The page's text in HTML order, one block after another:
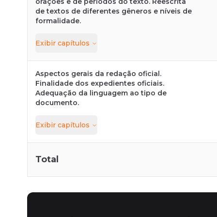
de textos de diferentes gêneros e níveis de
formalidade.
Exibir capítulos
Aspectos gerais da redação oficial.
Finalidade dos expedientes oficiais.
Adequação da linguagem ao tipo de
documento.
Exibir capítulos
Total